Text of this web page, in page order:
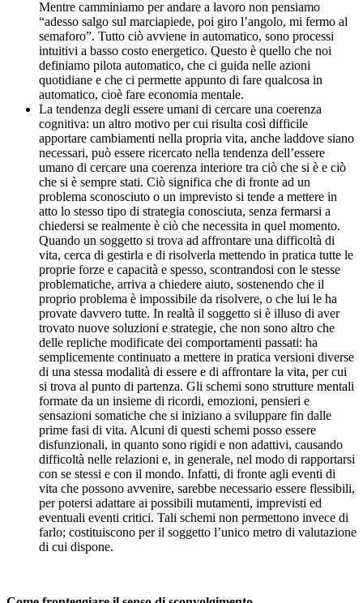
Mentre camminiamo per andare a lavoro non pensiamo
“adesso salgo sul marciapiede, poi giro l’angolo, mi fermo al
semaforo”. Tutto ciò avviene in automatico, sono processi
intuitivi a basso costo energetico. Questo è quello che noi
definiamo pilota automatico, che ci guida nelle azioni
quotidiane e che ci permette appunto di fare qualcosa in
automatico, cioè fare economia mentale.
La tendenza degli essere umani di cercare una coerenza
cognitiva: un altro motivo per cui risulta così difficile
apportare cambiamenti nella propria vita, anche laddove siano
necessari, può essere ricercato nella tendenza dell’essere
umano di cercare una coerenza interiore tra ciò che si è e ciò
che si è sempre stati. Ciò significa che di fronte ad un
problema sconosciuto o un imprevisto si tende a mettere in
atto lo stesso tipo di strategia conosciuta, senza fermarsi a
chiedersi se realmente è ciò che necessita in quel momento.
Quando un soggetto si trova ad affrontare una difficoltà di
vita, cerca di gestirla e di risolverla mettendo in pratica tutte le
proprie forze e capacità e spesso, scontrandosi con le stesse
problematiche, arriva a chiedere aiuto, sostenendo che il
proprio problema è impossibile da risolvere, o che lui le ha
provate davvero tutte. In realtà il soggetto si è illuso di aver
trovato nuove soluzioni e strategie, che non sono altro che
delle repliche modificate dei comportamenti passati: ha
semplicemente continuato a mettere in pratica versioni diverse
di una stessa modalità di essere e di affrontare la vita, per cui
si trova al punto di partenza. Gli schemi sono strutture mentali
formate da un insieme di ricordi, emozioni, pensieri e
sensazioni somatiche che si iniziano a sviluppare fin dalle
prime fasi di vita. Alcuni di questi schemi posso essere
disfunzionali, in quanto sono rigidi e non adattivi, causando
difficoltà nelle relazioni e, in generale, nel modo di rapportarsi
con se stessi e con il mondo. Infatti, di fronte agli eventi di
vita che possono avvenire, sarebbe necessario essere flessibili,
per potersi adattare ai possibili mutamenti, imprevisti ed
eventuali eventi critici. Tali schemi non permettono invece di
farlo; costituiscono per il soggetto l’unico metro di valutazione
di cui dispone.